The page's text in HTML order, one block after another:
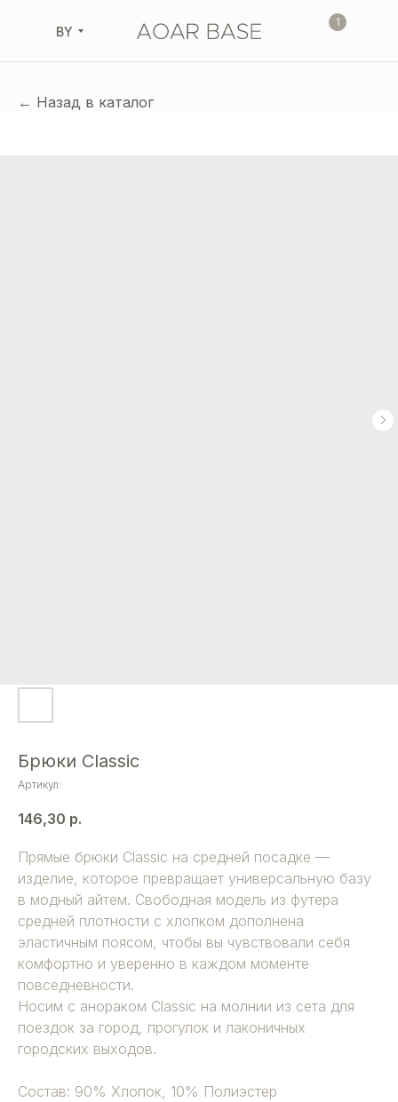
1
BY
← Назад в каталог
Брюки Classic
Артикул:
146,30 р.
Прямые брюки Classic на средней посадке —
изделие, которое превращает универсальную базу
в модный айтем. Свободная модель из футера
средней плотности с хлопком дополнена
эластичным поясом, чтобы вы чувствовали себя
комфортно и уверенно в каждом моменте
повседневности.
Носим с анораком Classic на молнии из сета для
поездок за город, прогулок и лаконичных
городских выходов.
Состав: 90% Хлопок, 10% Полиэстер